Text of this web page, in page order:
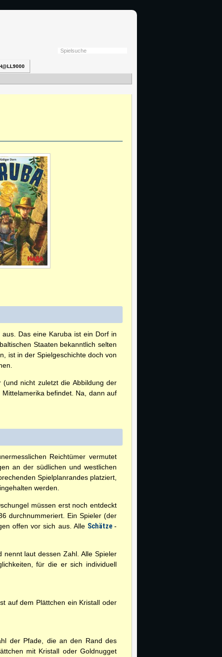
Das eine Karuba ist ein Dorf in
Staaten bekanntlich selten
ist in der Spielgeschichte doch von
nicht zuletzt die Abbildung der
befindet. Na, dann auf
Reichtümer vermutet
an der südlichen und westlichen
Spielplanrandes platziert,
werden.
müssen erst noch entdeckt
durchnummeriert. Ein Spieler (der
offen vor sich aus. Alle Schätze-
nennt laut dessen Zahl. Alle Spieler
für die er sich individuell
auf dem Plättchen ein Kristall oder
der Pfade, die an den Rand des
mit Kristall oder Goldnugget